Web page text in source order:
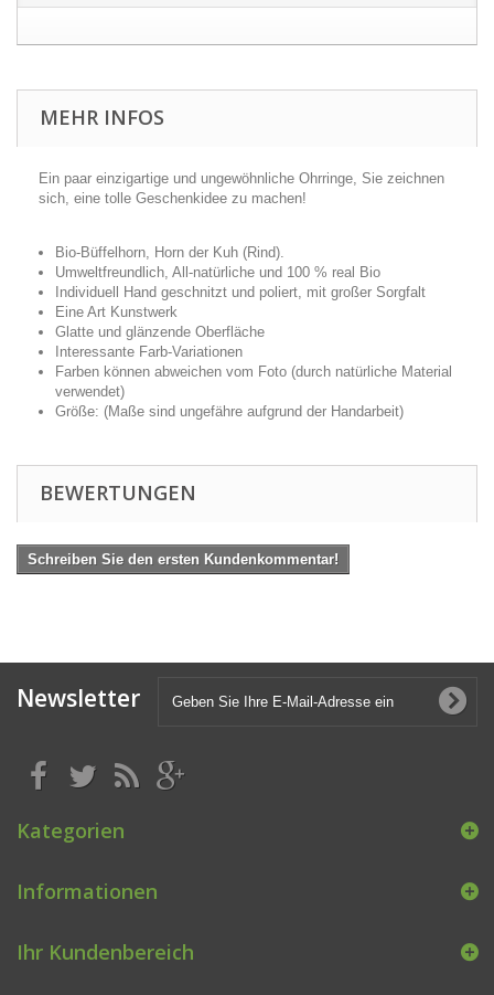
MEHR INFOS
Ein paar einzigartige und ungewöhnliche Ohrringe, Sie zeichnen
sich, eine tolle Geschenkidee zu machen!
Bio-Büffelhorn, Horn der Kuh (Rind).
Umweltfreundlich, All-natürliche und 100 % real Bio
Individuell Hand geschnitzt und poliert, mit großer Sorgfalt
Eine Art Kunstwerk
Glatte und glänzende Oberfläche
Interessante Farb-Variationen
Farben können abweichen vom Foto (durch natürliche Material
verwendet)
Größe: (Maße sind ungefähre aufgrund der Handarbeit)
BEWERTUNGEN
Schreiben Sie den ersten Kundenkommentar!
Newsletter
Kategorien
Informationen
Ihr Kundenbereich